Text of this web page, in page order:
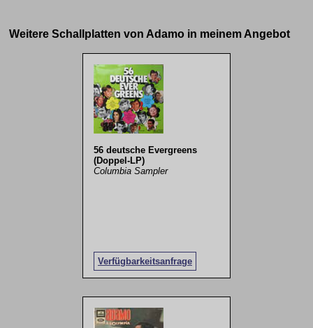
Weitere Schallplatten von Adamo in meinem Angebot
56 deutsche Evergreens
(Doppel-LP)
Columbia Sampler
Verfügbarkeitsanfrage